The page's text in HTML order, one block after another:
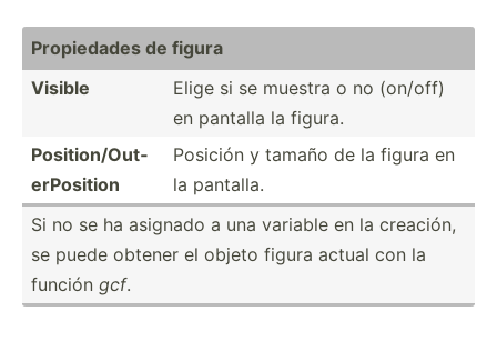
Propie­dades de figura
Visible
Elige si se muestra o no (on/off)
en pantalla la figura.
Positi­on/­Out­
erP­osition
Posición y tamaño de la figura en
la pantalla.
Si no se ha asignado a una variable en la creación,
se puede obtener el objeto figura actual con la
función gcf.